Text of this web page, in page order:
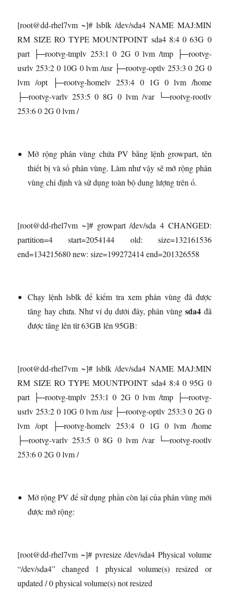
[root@dd-rhel7vm ~]# lsblk /dev/sda4 NAME MAJ:MIN
RM SIZE RO TYPE MOUNTPOINT sda4 8:4 0 63G 0
part ├─rootvg-tmplv 253:1 0 2G 0 lvm /tmp ├─rootvg-
usrlv 253:2 0 10G 0 lvm /usr ├─rootvg-optlv 253:3 0 2G 0
lvm /opt ├─rootvg-homelv 253:4 0 1G 0 lvm /home
├─rootvg-varlv 253:5 0 8G 0 lvm /var └─rootvg-rootlv
253:6 0 2G 0 lvm /
Mở rộng phân vùng chứa PV bằng lệnh growpart, tên
thiết bị và số phân vùng. Làm như vậy sẽ mở rộng phân
vùng chỉ định và sử dụng toàn bộ dung lượng trên ổ.
[root@dd-rhel7vm ~]# growpart /dev/sda 4 CHANGED:
partition=4 start=2054144 old: size=132161536
end=134215680 new: size=199272414 end=201326558
Chạy lệnh lsblk để kiểm tra xem phân vùng đã được
tăng hay chưa. Như ví dụ dưới đây, phân vùngsda4 đã
được tăng lên từ 63GB lên 95GB:
[root@dd-rhel7vm ~]# lsblk /dev/sda4 NAME MAJ:MIN
RM SIZE RO TYPE MOUNTPOINT sda4 8:4 0 95G 0
part ├─rootvg-tmplv 253:1 0 2G 0 lvm /tmp ├─rootvg-
usrlv 253:2 0 10G 0 lvm /usr ├─rootvg-optlv 253:3 0 2G 0
lvm /opt ├─rootvg-homelv 253:4 0 1G 0 lvm /home
├─rootvg-varlv 253:5 0 8G 0 lvm /var └─rootvg-rootlv
253:6 0 2G 0 lvm /
Mở rộng PV để sử dụng phần còn lại của phân vùng mới
được mở rộng:
[root@dd-rhel7vm ~]# pvresize /dev/sda4 Physical volume
“/dev/sda4” changed 1 physical volume(s) resized or
updated / 0 physical volume(s) not resized